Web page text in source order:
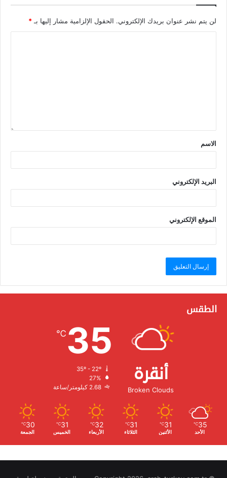
لن يتم نشر عنوان بريدك الإلكتروني. الحقول الإلزامية مشار إليها بـ *
الاسم
البريد الإلكتروني
الموقع الإلكتروني
الطقس
أنقرة
Broken Clouds
35
℃
الرطوبة:
الرياح:
35
℃
الأحد
31
℃
الأثنين
31
℃
الثلاثاء
32
℃
الأربعاء
31
℃
الخميس
30
℃
الجمعة